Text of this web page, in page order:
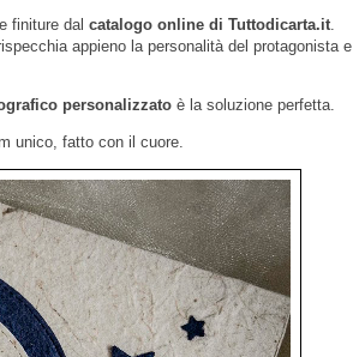
finiture dal catalogo online di Tuttodicarta.it.
appieno la personalità del protagonista e
personalizzato è la soluzione perfetta.
unico, fatto con il cuore.